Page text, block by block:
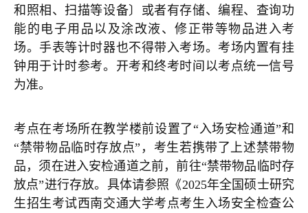
和照相、扫描等设备〕或者有存储、编程、查询功
能的电子用品以及涂改液、修正带等物品进入考
场。手表等计时器也不得带入考场。考场内置有挂
钟用于计时参考。开考和终考时间以考点统一信号
为准。
考点在考场所在教学楼前设置了“入场安检通道”和
“禁带物品临时存放点”，考生若携带了上述禁带物
品，须在进入安检通道之前，前往“禁带物品临时存
放点”进行存放。具体请参照《2025年全国硕士研究
生招生考试西南交通大学考点考生入场安全检查公